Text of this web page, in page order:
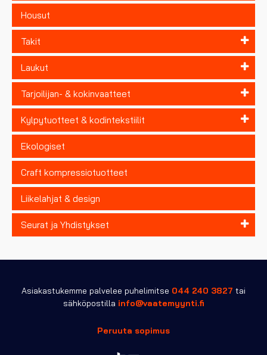
Housut
Takit
Laukut
Tarjoilijan- & kokinvaatteet
Kylpytuotteet & kodintekstiilit
Ekologiset
Craft kompressiotuotteet
Liikelahjat & design
Seurat ja Yhdistykset
Asiakastukemme palvelee puhelimitse 044 240 3827 tai
sähköpostilla info@vaatemyynti.fi
Peruuta sopimus